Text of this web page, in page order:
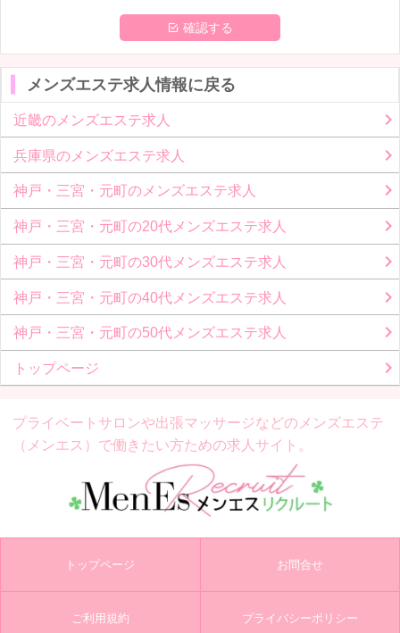
 確認する
メンズエステ求人情報に戻る
近畿のメンズエステ求人
兵庫県のメンズエステ求人
神戸・三宮・元町のメンズエステ求人
神戸・三宮・元町の20代メンズエステ求人
神戸・三宮・元町の30代メンズエステ求人
神戸・三宮・元町の40代メンズエステ求人
神戸・三宮・元町の50代メンズエステ求人
トップページ
プライベートサロンや出張マッサージなどの メンズエステ
（メンエス）で働きたい方ための求人サイト。
トップページ お問合せ
ご利用規約 プライバシーポリシー